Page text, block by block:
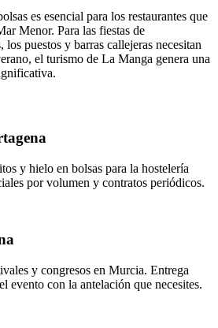
es esencial para los restaurantes que
Menor. Para las fiestas de
los puestos y barras callejeras necesitan
el turismo de La Manga genera una
y hielo en bolsas para la hostelería
por volumen y contratos periódicos.
y congresos en Murcia. Entrega
evento con la antelación que necesites.